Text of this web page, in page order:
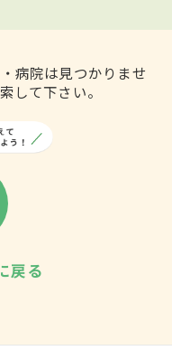
病院は見つかりませ
して下さい。
戻る